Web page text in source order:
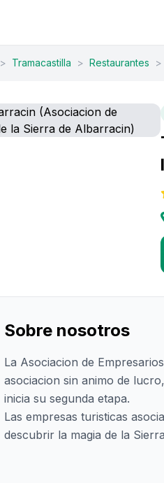
> Tramacastilla > Restaurantes >
Sobre nosotros
La Asociacion de
asociacion sin animo de
inicia su segunda etapa.
Las empresas turisticas
descubrir la magia de la